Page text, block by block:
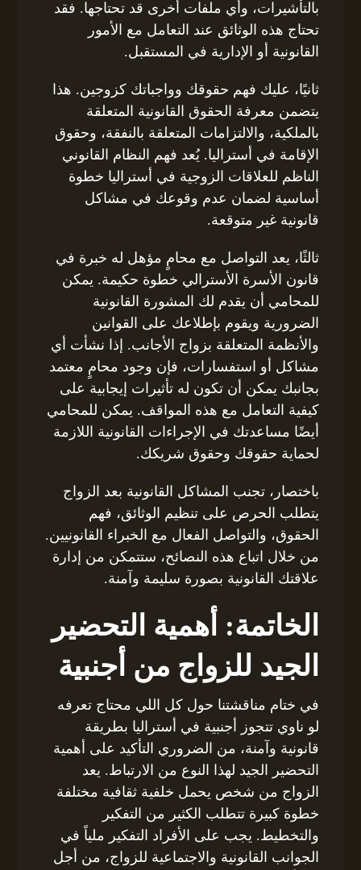
بالتأشيرات، وأي ملفات أخرى قد تحتاجها. فقد
تحتاج هذه الوثائق عند التعامل مع الأمور
القانونية أو الإدارية في المستقبل.
ثانيًا، عليك فهم حقوقك وواجباتك كزوجين. هذا
يتضمن معرفة الحقوق القانونية المتعلقة
بالملكية، والالتزامات المتعلقة بالنفقة، وحقوق
الإقامة في أستراليا. يُعد فهم النظام القانوني
الناظم للعلاقات الزوجية في أستراليا خطوة
أساسية لضمان عدم وقوعك في مشاكل
قانونية غير متوقعة.
ثالثًا، يعد التواصل مع محامٍ مؤهل له خبرة في
قانون الأسرة الأسترالي خطوة حكيمة. يمكن
للمحامي أن يقدم لك المشورة القانونية
الضرورية ويقوم بإطلاعك على القوانين
والأنظمة المتعلقة بزواج الأجانب. إذا نشأت أي
مشاكل أو استفسارات، فإن وجود محامٍ معتمد
بجانبك يمكن أن تكون له تأثيرات إيجابية على
كيفية التعامل مع هذه المواقف. يمكن للمحامي
أيضًا مساعدتك في الإجراءات القانونية اللازمة
لحماية حقوقك وحقوق شريكك.
باختصار، تجنب المشاكل القانونية بعد الزواج
يتطلب الحرص على تنظيم الوثائق، فهم
الحقوق، والتواصل الفعال مع الخبراء القانونيين.
من خلال اتباع هذه النصائح، ستتمكن من إدارة
علاقتك القانونية بصورة سليمة وآمنة.
الخاتمة: أهمية التحضير
الجيد للزواج من أجنبية
في ختام مناقشتنا حول كل اللي محتاج تعرفه
لو ناوي تتجوز أجنبية في أستراليا بطريقة
قانونية وآمنة، من الضروري التأكيد على أهمية
التحضير الجيد لهذا النوع من الارتباط. يعد
الزواج من شخص يحمل خلفية ثقافية مختلفة
خطوة كبيرة تتطلب الكثير من التفكير
والتخطيط. يجب على الأفراد التفكير ملياً في
الجوانب القانونية والاجتماعية للزواج، من أجل